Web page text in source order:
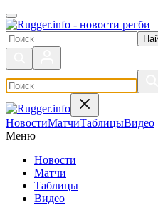
Поиск по сайту
НовостиМатчиТаблицыВидео
Меню
Новости
Матчи
Таблицы
Видео